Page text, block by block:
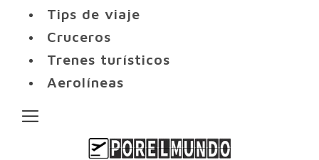
Tips de viaje
Cruceros
Trenes turísticos
Aerolíneas